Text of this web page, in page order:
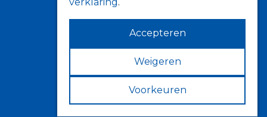
Informatie
Over ons
Tips
Verkooppunten
Accepteren
Weigeren
Voorkeuren